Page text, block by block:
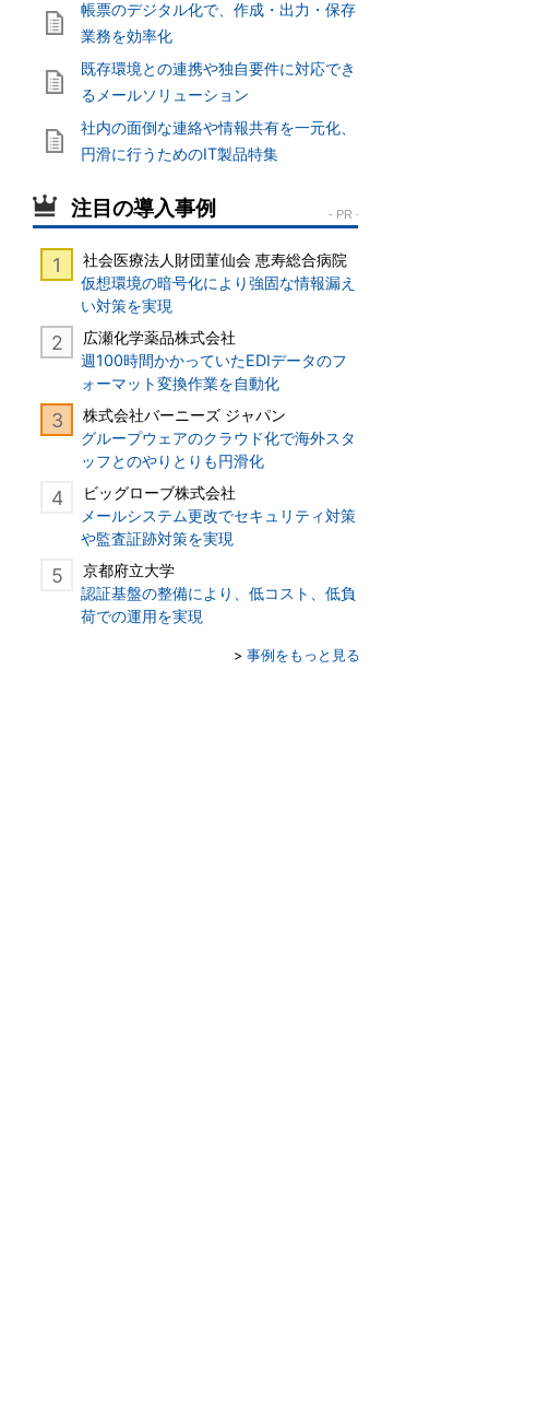
帳票のデジタル化で、作成・出力・保存
業務を効率化
既存環境との連携や独自要件に対応でき
るメールソリューション
社内の面倒な連絡や情報共有を一元化、
円滑に行うためのIT製品特集